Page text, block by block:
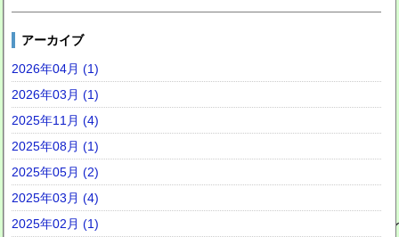
アーカイブ
2026年04月 (1)
2026年03月 (1)
2025年11月 (4)
2025年08月 (1)
2025年05月 (2)
2025年03月 (4)
2025年02月 (1)